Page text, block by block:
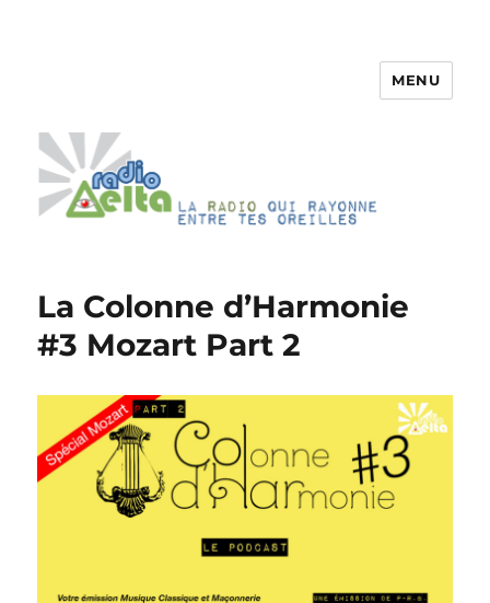
MENU
La Colonne d’Harmonie
#3 Mozart Part 2